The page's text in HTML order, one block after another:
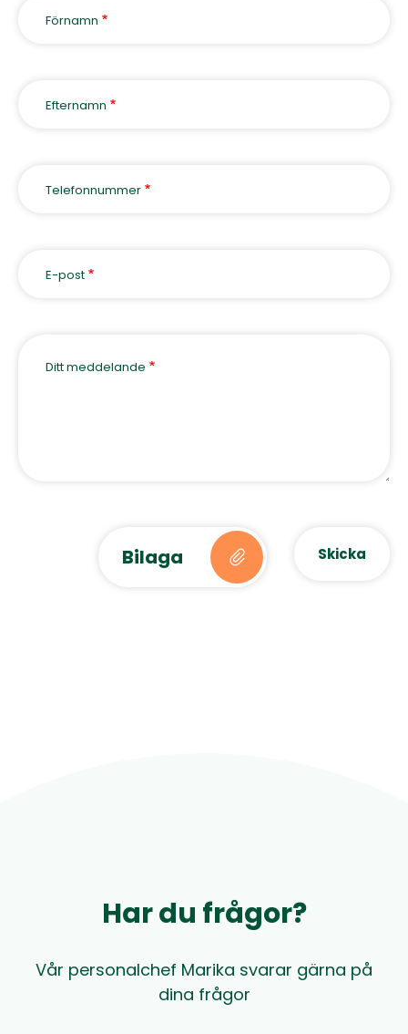
Förnamn
Efternamn
Telefonnummer
E-post
Ditt meddelande
Bilaga
Har du frågor?
Vår personalchef Marika svarar gärna på
dina frågor